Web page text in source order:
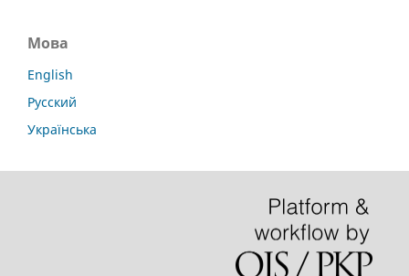
Мова
English
Русский
Українська